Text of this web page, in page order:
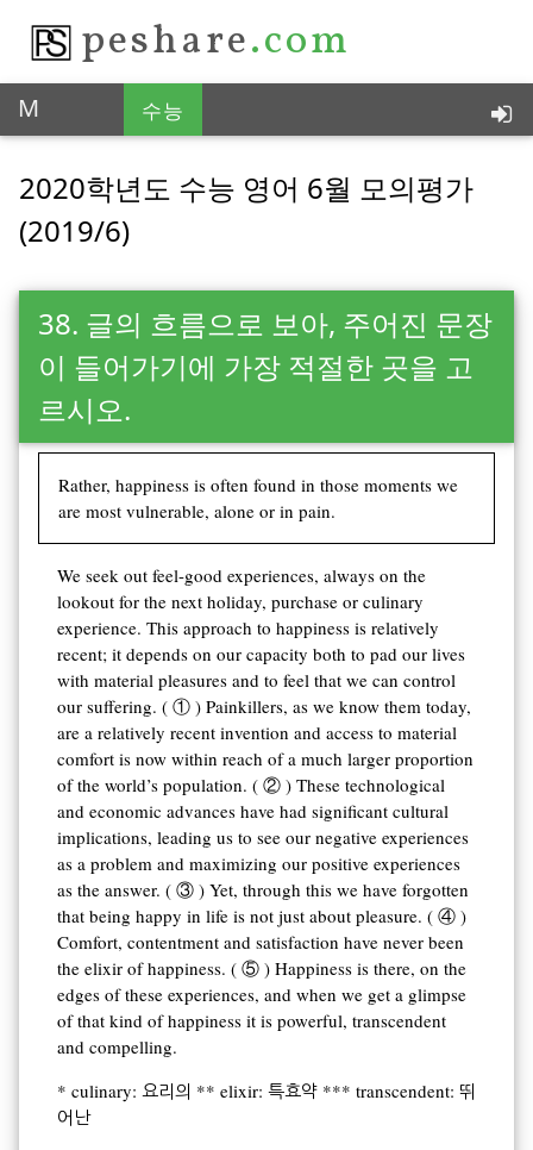
peshare.com
통찰력 있는 피이쉐어, 한국 No.1
M 수능
2020학년도 수능 영어 6월 모의평가
(2019/6)
38. 글의 흐름으로 보아, 주어진 문장
이 들어가기에 가장 적절한 곳을 고
르시오.
Rather, happiness is often found in those moments we
are most vulnerable, alone or in pain.
We seek out feel-good experiences, always on the
lookout for the next holiday, purchase or culinary
experience. This approach to happiness is relatively
recent; it depends on our capacity both to pad our lives
with material pleasures and to feel that we can control
our suffering. ( ① ) Painkillers, as we know them today,
are a relatively recent invention and access to material
comfort is now within reach of a much larger proportion
of the world’s population. ( ② ) These technological
and economic advances have had significant cultural
implications, leading us to see our negative experiences
as a problem and maximizing our positive experiences
as the answer. ( ③ ) Yet, through this we have forgotten
that being happy in life is not just about pleasure. ( ④ )
Comfort, contentment and satisfaction have never been
the elixir of happiness. ( ⑤ ) Happiness is there, on the
edges of these experiences, and when we get a glimpse
of that kind of happiness it is powerful, transcendent
and compelling.
* culinary: 요리의 ** elixir: 특효약 *** transcendent: 뛰
어난